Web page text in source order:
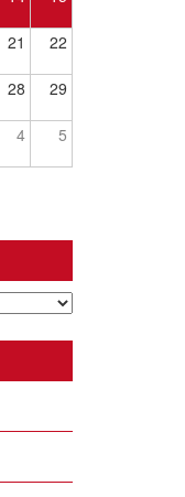
21 22
28 29
4 5